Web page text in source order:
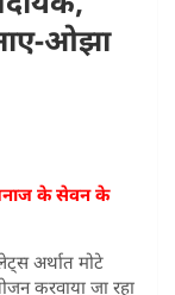
ओझा
के सेवन के
अर्थात मोटे
करवाया जा रहा